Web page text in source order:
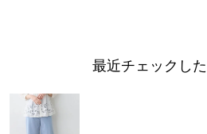
最近チェックし